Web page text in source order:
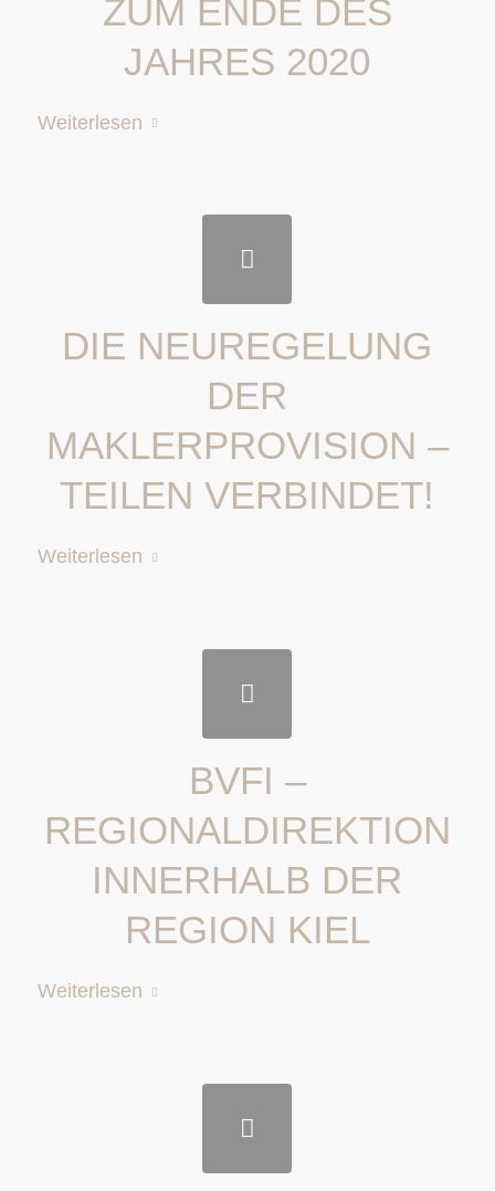
ZUM ENDE DES
JAHRES 2020
Weiterlesen
DIE NEUREGELUNG
DER
MAKLERPROVISION –
TEILEN VERBINDET!
Weiterlesen
BVFI –
REGIONALDIREKTION
INNERHALB DER
REGION KIEL
Weiterlesen